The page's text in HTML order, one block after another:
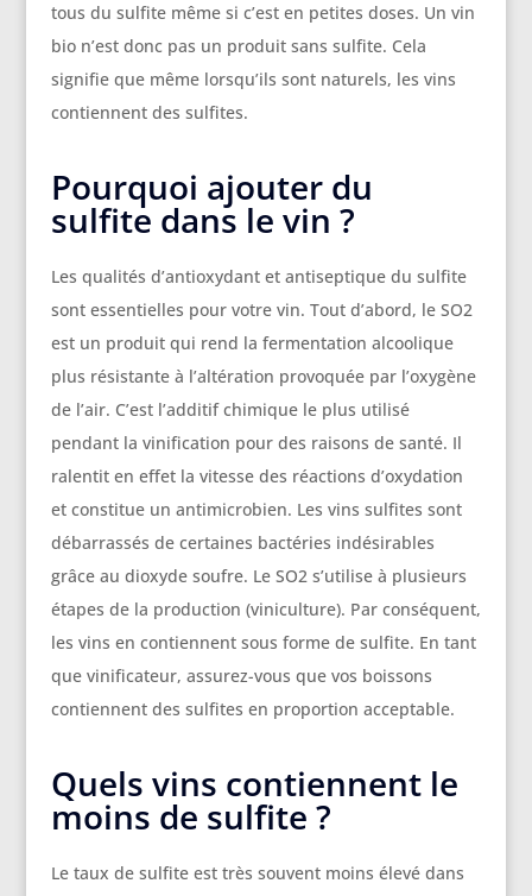
tous du sulfite même si c’est en petites doses. Un vin
bio n’est donc pas un produit sans sulfite. Cela
signifie que même lorsqu’ils sont naturels, les vins
contiennent des sulfites.
Pourquoi ajouter du
sulfite dans le vin ?
Les qualités d’antioxydant et antiseptique du sulfite
sont essentielles pour votre vin. Tout d’abord, le SO2
est un produit qui rend la fermentation alcoolique
plus résistante à l’altération provoquée par l’oxygène
de l’air. C’est l’additif chimique le plus utilisé
pendant la vinification pour des raisons de santé. Il
ralentit en effet la vitesse des réactions d’oxydation
et constitue un antimicrobien. Les vins sulfites sont
débarrassés de certaines bactéries indésirables
grâce au dioxyde soufre. Le SO2 s’utilise à plusieurs
étapes de la production (viniculture). Par conséquent,
les vins en contiennent sous forme de sulfite. En tant
que vinificateur, assurez-vous que vos boissons
contiennent des sulfites en proportion acceptable.
Quels vins contiennent le
moins de sulfite ?
Le taux de sulfite est très souvent moins élevé dans